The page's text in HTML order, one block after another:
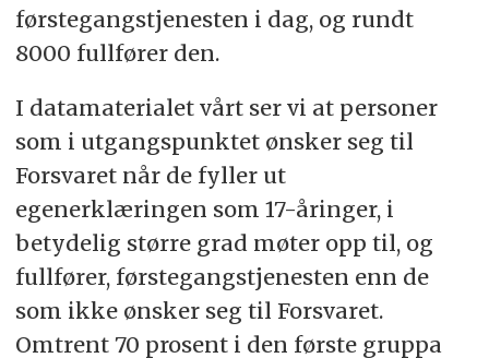
førstegangstjenesten i dag, og rundt
8000 fullfører den.
I datamaterialet vårt ser vi at personer
som i utgangspunktet ønsker seg til
Forsvaret når de fyller ut
egenerklæringen som 17-åringer, i
betydelig større grad møter opp til, og
fullfører, førstegangstjenesten enn de
som ikke ønsker seg til Forsvaret.
Omtrent 70 prosent i den første gruppa